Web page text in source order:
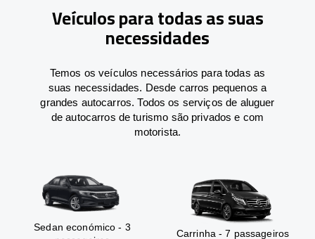
Veículos para todas as suas
necessidades
Temos os veículos necessários para todas as
suas necessidades. Desde carros pequenos a
grandes autocarros. Todos os serviços de aluguer
de autocarros de turismo são privados e com
motorista.
Sedan económico - 3
Carrinha - 7 passageiros